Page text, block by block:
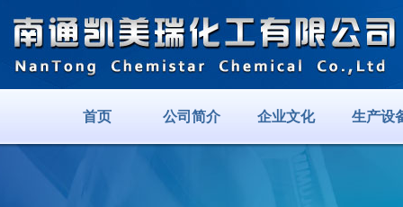
首页 公司简介 企业文化 生产设